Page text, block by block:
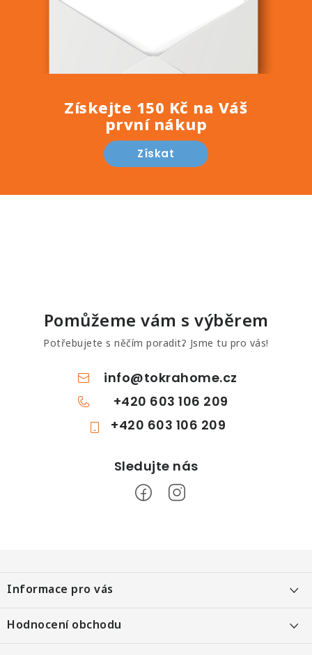
Získejte 150 Kč na Váš
první nákup
Získat
Pomůžeme vám s výběrem
Potřebujete s něčím poradit? Jsme tu pro vás!
info@tokrahome.cz
+420 603 106 209
+420 603 106 209
á
p
a
Informace pro vás
Objednání po telefonu
Hodnocení obchodu